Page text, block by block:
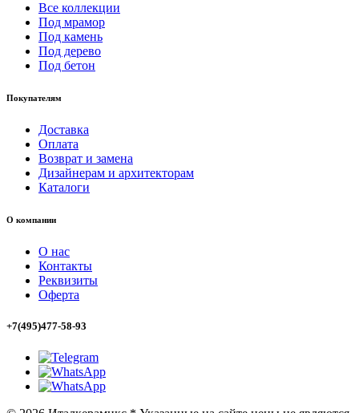
Все коллекции
Под мрамор
Под камень
Под дерево
Под бетон
Покупателям
Доставка
Оплата
Возврат и замена
Дизайнерам и архитекторам
Каталоги
О компании
О нас
Контакты
Реквизиты
Оферта
+7(495)477-58-93